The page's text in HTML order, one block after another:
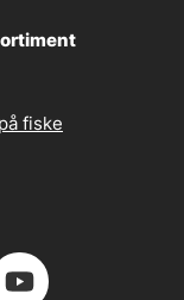
fiske